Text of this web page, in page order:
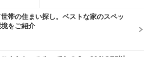
帯の住まい探し。ベストな家のスペッ
をご紹介